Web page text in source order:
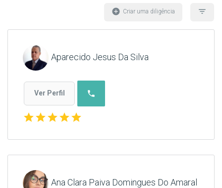
filter_list
add_circle Criar uma diligência
Aparecido Jesus Da Silva
Ver Perfil phone
starstarstarstarstar
Ana Clara Paiva Domingues Do Amaral